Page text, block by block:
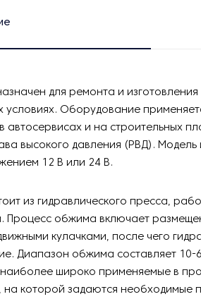
для ремонта и изготовления
условиях. Оборудование
автосервисах и на строительных
высокого давления (РВД). Модель
12 В или 24 В.
из гидравлического пресса,
Процесс обжима включает
кулачками, после чего
Диапазон обжима составляет 10-
широко применяемые в
на которой задаются необходимые